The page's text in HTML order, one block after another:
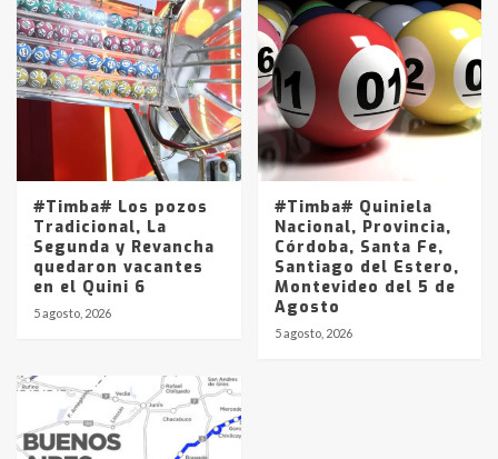
#Timba# Los pozos
Tradicional, La
Segunda y Revancha
quedaron vacantes
en el Quini 6
5 agosto, 2026
#Timba# Quiniela
Nacional, Provincia,
Córdoba, Santa Fe,
Santiago del Estero,
Montevideo del 5 de
Agosto
5 agosto, 2026